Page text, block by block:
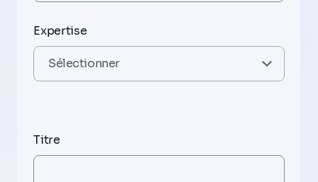
Expertise
Titre